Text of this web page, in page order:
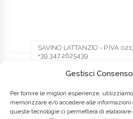
Gestisci
Per fornire le migliori esperienze,
memorizzare e/o accedere alle informazioni
queste tecnologie ci permetterà di
SAVINO LATTANZIO - P.IVA
+39 347.2625439
Facebook Twitter
LinkedIn